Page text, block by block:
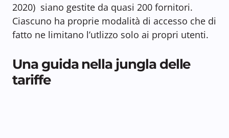
2020) siano gestite da quasi 200 fornitori.
Ciascuno ha proprie modalità di accesso che di
fatto ne limitano l’utlizzo solo ai propri utenti.
Una guida nella jungla delle
tariffe